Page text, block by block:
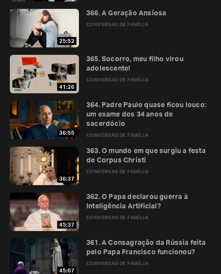
25:52
CONVERSAS DE FAMÍLIA
366. A Geração Ansiosa
41:26
CONVERSAS DE FAMÍLIA
365. Socorro, meu filho virou
adolescente!
36:55 CONVERSAS DE FAMÍLIA
364. Padre Paulo quase ficou louco:
um exame dos 34 anos de
sacerdócio
36:37
CONVERSAS DE FAMÍLIA
363. O mundo em que surgiu a festa
de Corpus Christi
45:37
CONVERSAS DE FAMÍLIA
362. O Papa declarou guerra à
Inteligência Artificial?
45:07
CONVERSAS DE FAMÍLIA
361. A Consagração da Rússia feita
pelo Papa Francisco funcionou?